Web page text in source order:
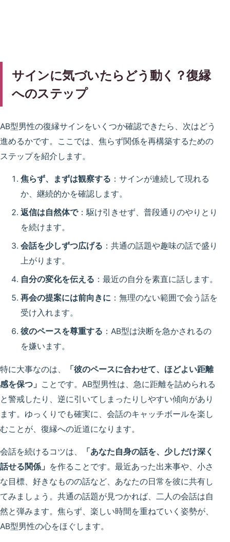
サインに気づいたらどう動く？復縁
へのステップ
AB型男性の復縁サインをいくつか確認できたら、次はどう
進めるかです。ここでは、焦らず関係を再構築するための
ステップを紹介します。
焦らず、まずは観察する ：サインが連続して現れる
か、継続的かを確認します。
返信は自然体で：駆け引きせず、普段通りのやりとり
を続けます。
会話を少しずつ広げる ：共通の話題や趣味の話で盛り
上がります。
自分の変化を伝える ：最近の自分を素直に話します。
再会の提案には前向きに ：無理のない範囲で会う話を
受け入れます。
彼のペースを尊重する ：AB型は決断を急かされるの
を嫌います。
特に大事なのは、
「彼のペースに合わせて、ほどよい距離
感を保つ」 ことです。AB型男性は、急に距離を詰められる
と警戒したり、逆に引いてしまったりしやすい傾向があり
ます。ゆっくりでも確実に、会話のキャッチボールを楽し
むことが、復縁への近道になります。
会話を続けるコツは、
「あなた自身の話を、少しだけ深く
話せる関係」 を作ることです。最近あった出来事や、小さ
な目標、好きなものの話など、あなたの日常を彼に共有し
てみましょう。共通の話題が見つかれば、二人の会話は自
然と弾みます。焦らず、楽しい時間を重ねていく姿勢が、
AB型男性の心をほぐします。